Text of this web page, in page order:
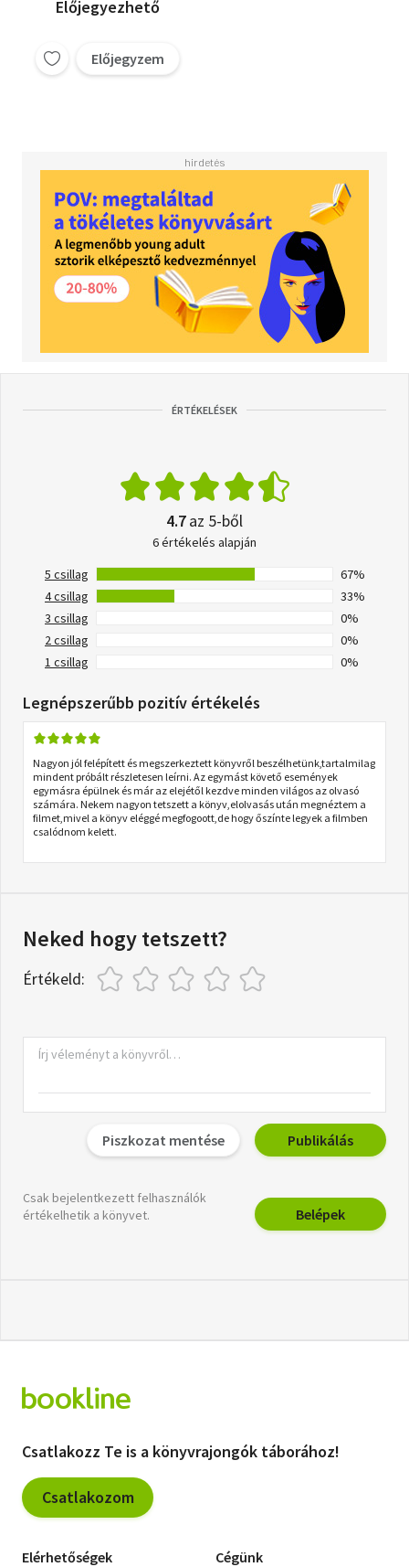
Előjegyezhető
Előjegyzem
ÉRTÉKELÉSEK
4.7az 5-ből
6 értékelés alapján
5 csillag
67%
4 csillag
33%
3 csillag
0%
2 csillag
0%
1 csillag
0%
Legnépszerűbb pozitív értékelés
Nagyon jól felépített és megszerkeztett könyvről beszélhetünk,tartalmilag
mindent próbált részletesen leírni. Az egymást követő események
egymásra épülnek és már az elejétől kezdve minden világos az olvasó
számára. Nekem nagyon tetszett a könyv,elolvasás után megnéztem a
filmet,mivel a könyv eléggé megfogoott,de hogy őszínte legyek a filmben
csalódnom kelett.
Neked hogy tetszett?
Értékeld:
Piszkozat mentése Publikálás
Csak bejelentkezett felhasználók
értékelhetik a könyvet.
Belépek
Csatlakozz Te is a könyvrajongók táborához!
Csatlakozom
Elérhetőségek Cégünk